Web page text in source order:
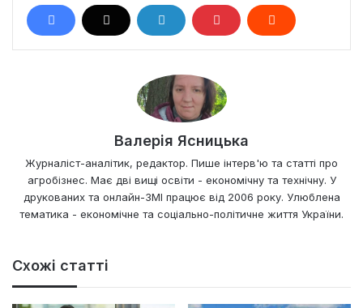
Валерія Ясницька
Журналіст-аналітик, редактор. Пише інтерв'ю та статті про
агробізнес. Має дві вищі освіти - економічну та технічну. У
друкованих та онлайн-ЗМІ працює від 2006 року. Улюблена
тематика - економічне та соціально-політичне життя України.
Схожі статті